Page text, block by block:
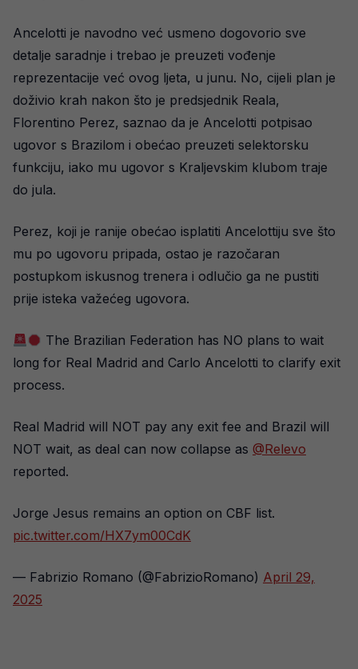
Ancelotti je navodno već usmeno dogovorio sve
detalje saradnje i trebao je preuzeti vođenje
reprezentacije već ovog ljeta, u junu. No, cijeli plan je
doživio krah nakon što je predsjednik Reala,
Florentino Perez, saznao da je Ancelotti potpisao
ugovor s Brazilom i obećao preuzeti selektorsku
funkciju, iako mu ugovor s Kraljevskim klubom traje
do jula.
Perez, koji je ranije obećao isplatiti Ancelottiju sve što
mu po ugovoru pripada, ostao je razočaran
postupkom iskusnog trenera i odlučio ga ne pustiti
prije isteka važećeg ugovora.
The Brazilian Federation has NO plans to wait
long for Real Madrid and Carlo Ancelotti to clarify exit
process.
Real Madrid will NOT pay any exit fee and Brazil will
NOT wait, as deal can now collapse as @Relevo
reported.
Jorge Jesus remains an option on CBF list.
pic.twitter.com/HX7ym00CdK
— Fabrizio Romano (@FabrizioRomano) April 29,
2025